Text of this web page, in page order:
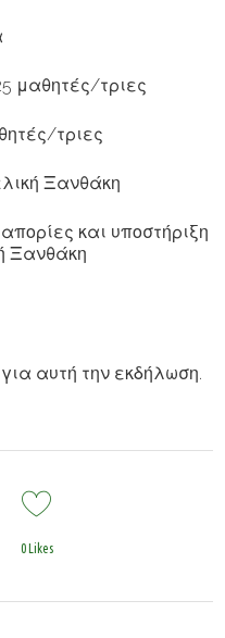
μαθητές/τριες
τριες
Ξανθάκη
και υποστήριξη
Ξανθάκη
αυτή την εκδήλωση.
0Likes